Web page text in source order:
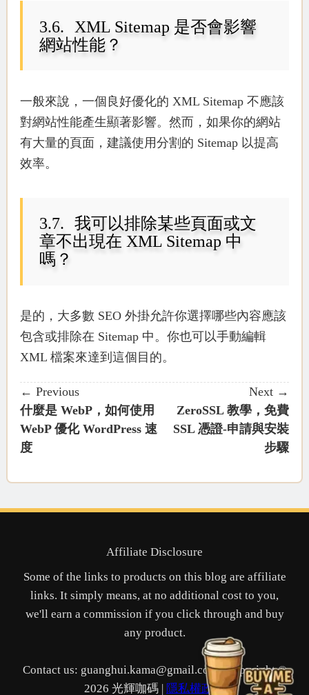
XML Sitemap 是否會影響
網站性能？
一般來說，一個良好優化的 XML Sitemap 不應該
對網站性能產生顯著影響。然而，如果你的網站
有大量的頁面，建議使用分割的 Sitemap 以提高
效率。
我可以排除某些頁面或文
章不出現在 XML Sitemap 中
嗎？
是的，大多數 SEO 外掛允許你選擇哪些內容應該
包含或排除在 Sitemap 中。你也可以手動編輯
XML 檔案來達到這個目的。
← Previous
什麼是 WebP，如何使用
WebP 優化 WordPress 速
度
Next →
ZeroSSL 教學，免費
SSL 憑證-申請與安裝
步驟
Affiliate Disclosure
Some of the links to products on this blog are affiliate
links. It simply means, at no additional cost to you,
we'll earn a commission if you click through and buy
any product.
Contact us: guanghui.kama@gmail.com | Copyright ©
2026 光輝咖碼 |
隱私權政策